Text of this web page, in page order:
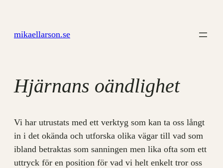
innehåll
mikaellarson.se
Hjärnans oändlighet
Vi har utrustats med ett verktyg som kan ta oss långt
in i det okända och utforska olika vägar till vad som
ibland betraktas som sanningen men lika ofta som ett
uttryck för en position för vad vi helt enkelt tror oss